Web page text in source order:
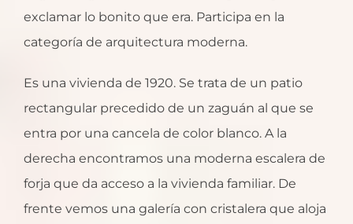
exclamar lo bonito que era. Participa en la
categoría de arquitectura moderna.
Es una vivienda de 1920. Se trata de un patio
rectangular precedido de un zaguán al que se
entra por una cancela de color blanco. A la
derecha encontramos una moderna escalera de
forja que da acceso a la vivienda familiar. De
frente vemos una galería con cristalera que aloja